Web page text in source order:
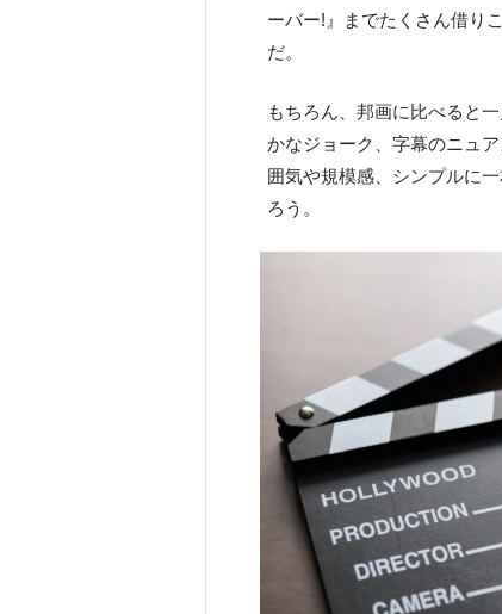
ーバー!』までたくさん借り
だ。
もちろん、邦画に比べると
かなジョーク、字幕のニュ
囲気や規模感、シンプルに
ろう。